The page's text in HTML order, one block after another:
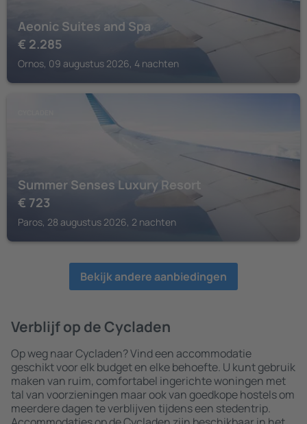
Aeonic Suites and Spa
€ 2.285
Ornos, 09 augustus 2026, 4 nachten
Summer Senses Luxury Resort
€ 723
Paros, 28 augustus 2026, 2 nachten
Bekijk andere aanbiedingen
Verblijf op de Cycladen
Op weg naar Cycladen? Vind een accommodatie
geschikt voor elk budget en elke behoefte. U kunt gebruik
maken van ruim, comfortabel ingerichte woningen met
tal van voorzieningen maar ook van goedkope hostels om
meerdere dagen te verblijven tijdens een stedentrip.